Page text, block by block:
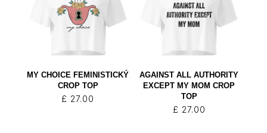
MY CHOICE FEMINISTICKÝ
CROP TOP
£ 27.00
AGAINST ALL AUTHORITY
EXCEPT MY MOM CROP
TOP
£ 27.00